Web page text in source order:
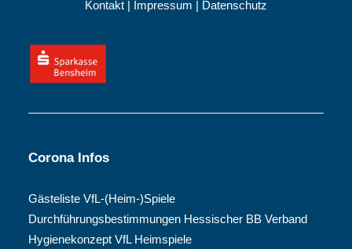
Kontakt | Impressum | Datenschutz
Corona Infos
Gästeliste VfL-(Heim-)Spiele
Durchführungsbestimmungen Hessischer BB Verband
Hygienekonzept VfL Heimspiele